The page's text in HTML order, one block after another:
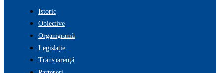
Istoric
Obiective
Organigramă
Legislație
Transparenţă